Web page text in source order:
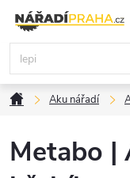
obsah
DomůAku nářadí
Metabo |